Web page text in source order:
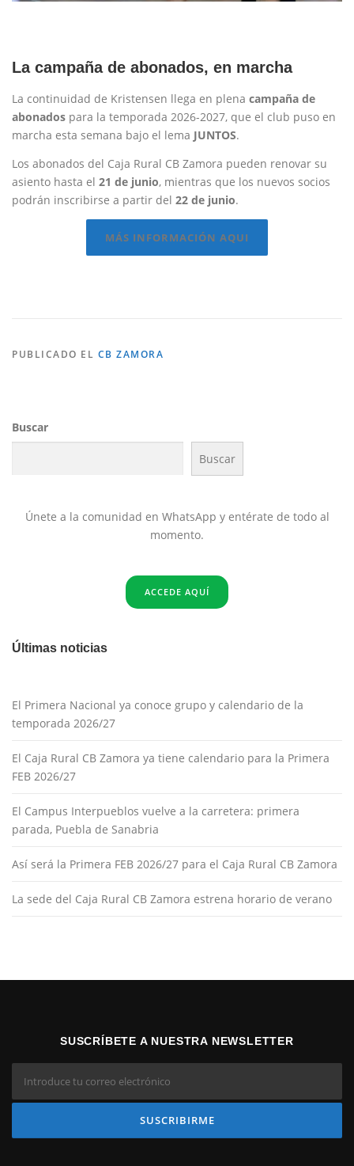
La campaña de abonados, en marcha
La continuidad de Kristensen llega en plena campaña de
abonados para la temporada 2026-2027, que el club puso en
marcha esta semana bajo el lema JUNTOS.
Los abonados del Caja Rural CB Zamora pueden renovar su
asiento hasta el 21 de junio, mientras que los nuevos socios
podrán inscribirse a partir del 22 de junio.
MÁS INFORMACIÓN AQUI
PUBLICADO EL CB ZAMORA
Buscar
Buscar
Únete a la comunidad en WhatsApp y entérate de todo al
momento.
ACCEDE AQUÍ
Últimas noticias
El Primera Nacional ya conoce grupo y calendario de la
temporada 2026/27
El Caja Rural CB Zamora ya tiene calendario para la Primera
FEB 2026/27
El Campus Interpueblos vuelve a la carretera: primera
parada, Puebla de Sanabria
Así será la Primera FEB 2026/27 para el Caja Rural CB Zamora
La sede del Caja Rural CB Zamora estrena horario de verano
SUSCRÍBETE A NUESTRA NEWSLETTER